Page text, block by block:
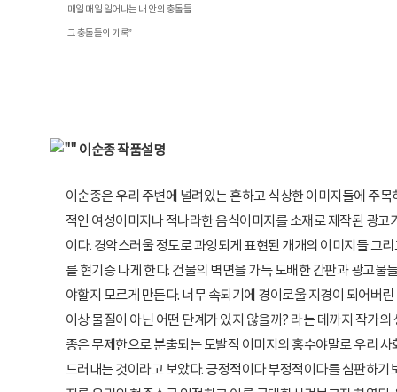
매일 매일 일어나는 내 안의 충돌들
그 충돌들의 기록”
이순종 작품설명
이순종은 우리 주변에 널려있는 흔하고 식상한 이미지들에 주
적인 여성이미지나 적나라한 음식이미지를 소재로 제작된 광고
이다. 경악스러울 정도로 과잉되게 표현된 개개의 이미지들 그
를 현기증 나게 한다. 건물의 벽면을 가득 도배한 간판과 광고물
야할지 모르게 만든다. 너무 속되기에 경이로울 지경이 되어버
이상 물질이 아닌 어떤 단계가 있지 않을까? 라는 데까지 작가의
종은 무제한으로 분출되는 도발적 이미지의 홍수야말로 우리
드러내는 것이라고 보았다. 긍정적이다 부정적이다를 심판하기